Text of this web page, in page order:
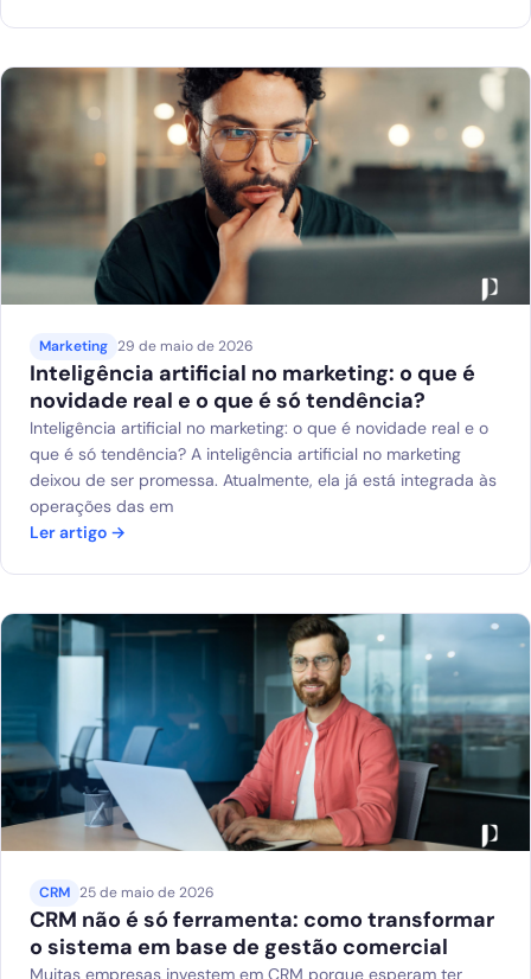
Marketing 29 de maio de 2026
Inteligência artificial no marketing: o que é
novidade real e o que é só tendência?
Inteligência artificial no marketing: o que é novidade real e o
que é só tendência? A inteligência artificial no marketing
deixou de ser promessa. Atualmente, ela já está integrada às
operações das em
Ler artigo →
CRM 25 de maio de 2026
CRM não é só ferramenta: como transformar
o sistema em base de gestão comercial
Muitas empresas investem em CRM porque esperam ter